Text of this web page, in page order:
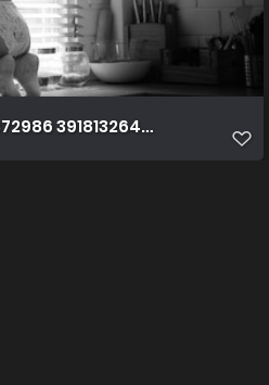
3918132649731559576 n